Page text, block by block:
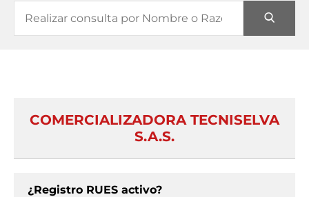
COMERCIALIZADORA TECNISELVA
S.A.S.
¿Registro RUES activo?